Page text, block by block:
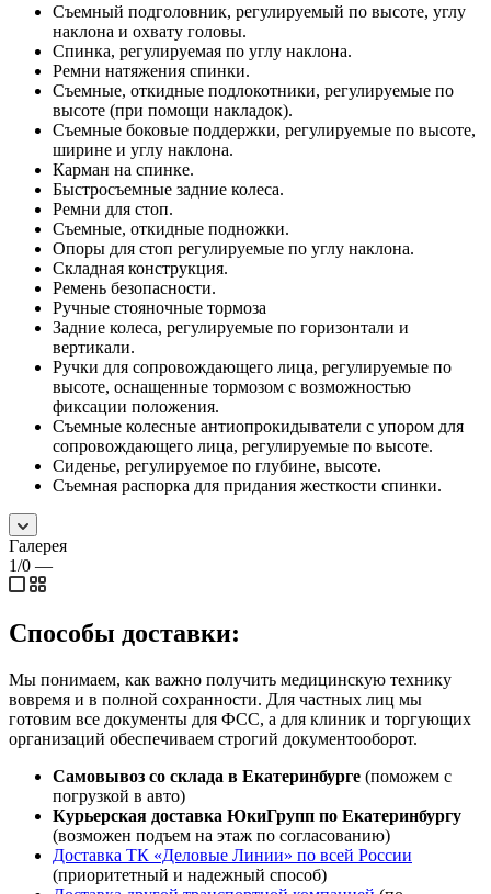
Съемный подголовник, регулируемый по высоте, углу
наклона и охвату головы.
Спинка, регулируемая по углу наклона.
Ремни натяжения спинки.
Съемные, откидные подлокотники, регулируемые по
высоте (при помощи накладок).
Съемные боковые поддержки, регулируемые по высоте,
ширине и углу наклона.
Карман на спинке.
Быстросъемные задние колеса.
Ремни для стоп.
Съемные, откидные подножки.
Опоры для стоп регулируемые по углу наклона.
Складная конструкция.
Ремень безопасности.
Ручные стояночные тормоза
Задние колеса, регулируемые по горизонтали и
вертикали.
Ручки для сопровождающего лица, регулируемые по
высоте, оснащенные тормозом с возможностью
фиксации положения.
Съемные колесные антиопрокидыватели с упором для
сопровождающего лица, регулируемые по высоте.
Сиденье, регулируемое по глубине, высоте.
Съемная распорка для придания жесткости спинки.
Галерея
1/0 —
Способы доставки:
Мы понимаем, как важно получить медицинскую технику
вовремя и в полной сохранности. Для частных лиц мы
готовим все документы для ФСС, а для клиник и торгующих
организаций обеспечиваем строгий документооборот.
Самовывоз со склада в Екатеринбурге (поможем с
погрузкой в авто)
Курьерская доставка ЮкиГрупп по Екатеринбургу
(возможен подъем на этаж по согласованию)
Доставка ТК «Деловые Линии» по всей России
(приоритетный и надежный способ)